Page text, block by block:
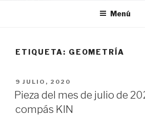
Menú
ETIQUETA: GEOMETRÍA
PUBLICADO
EL
9 JULIO, 2020
Pieza del mes de julio de
compás KIN